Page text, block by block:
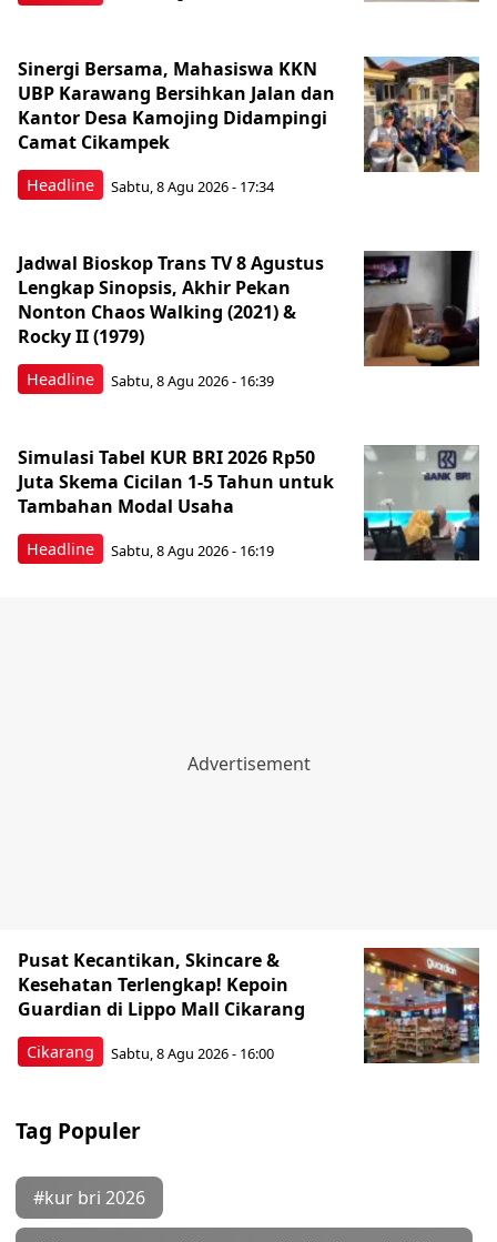
Headline
Sinergi Bersama, Mahasiswa KKN
UBP Karawang Bersihkan Jalan dan
Kantor Desa Kamojing Didampingi
Camat Cikampek
Sabtu, 8 Agu 2026 - 17:34
Headline
Jadwal Bioskop Trans TV 8 Agustus
Lengkap Sinopsis, Akhir Pekan
Nonton Chaos Walking (2021) &
Rocky II (1979)
Sabtu, 8 Agu 2026 - 16:39
Headline
Simulasi Tabel KUR BRI 2026 Rp50
Juta Skema Cicilan 1-5 Tahun untuk
Tambahan Modal Usaha
Sabtu, 8 Agu 2026 - 16:19
Cikarang
Pusat Kecantikan, Skincare &
Kesehatan Terlengkap! Kepoin
Guardian di Lippo Mall Cikarang
Sabtu, 8 Agu 2026 - 16:00
Tag Populer
#kur bri 2026